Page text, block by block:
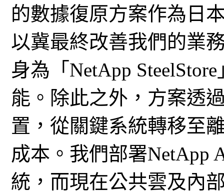
的數據復原方案作為日
以冀最終改善我們的業
身為「NetApp
能。除此之外，方案透
置，從關鍵系統轉移至
成本。我們部署NetApp
統，而現在公共雲及內